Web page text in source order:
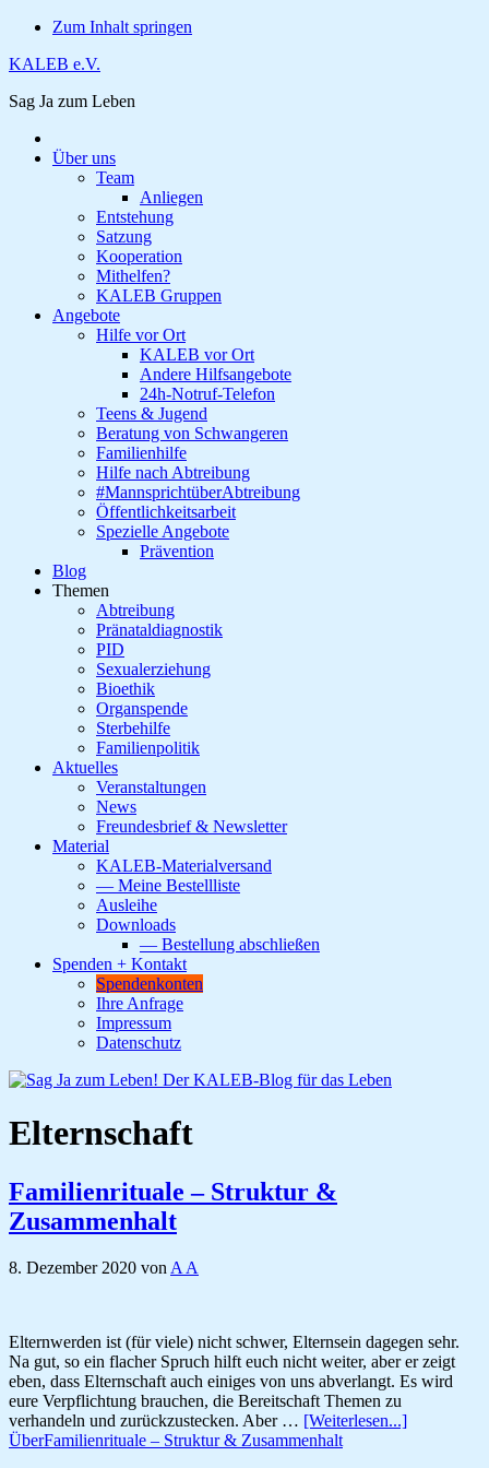
Zum Inhalt springen
KALEB e.V.
Sag Ja zum Leben
Über uns
Team
Anliegen
Entstehung
Satzung
Kooperation
Mithelfen?
KALEB Gruppen
Angebote
Hilfe vor Ort
KALEB vor Ort
Andere Hilfsangebote
24h-Notruf-Telefon
Teens & Jugend
Beratung von Schwangeren
Familienhilfe
Hilfe nach Abtreibung
#MannsprichtüberAbtreibung
Öffentlichkeitsarbeit
Spezielle Angebote
Prävention
Blog
Themen
Abtreibung
Pränataldiagnostik
PID
Sexualerziehung
Bioethik
Organspende
Sterbehilfe
Familienpolitik
Aktuelles
Veranstaltungen
News
Freundesbrief & Newsletter
Material
KALEB-Materialversand
— Meine Bestellliste
Ausleihe
Downloads
— Bestellung abschließen
Spenden + Kontakt
Spendenkonten
Ihre Anfrage
Impressum
Datenschutz
Elternschaft
Familienrituale – Struktur &
Zusammenhalt
8. Dezember 2020 von A A
Elternwerden ist (für viele) nicht schwer, Elternsein dagegen sehr.
Na gut, so ein flacher Spruch hilft euch nicht weiter, aber er zeigt
eben, dass Elternschaft auch einiges von uns abverlangt. Es wird
eure Verpflichtung brauchen, die Bereitschaft Themen zu
verhandeln und zurückzustecken. Aber … [Weiterlesen...]
ÜberFamilienrituale – Struktur & Zusammenhalt